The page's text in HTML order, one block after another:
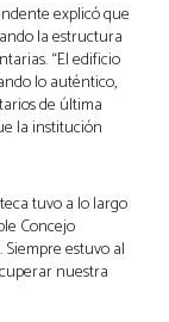
explicó que
la estructura
“El edificio
lo auténtico,
de última
la institución
tuvo a lo largo
Concejo
estuvo al
nuestra